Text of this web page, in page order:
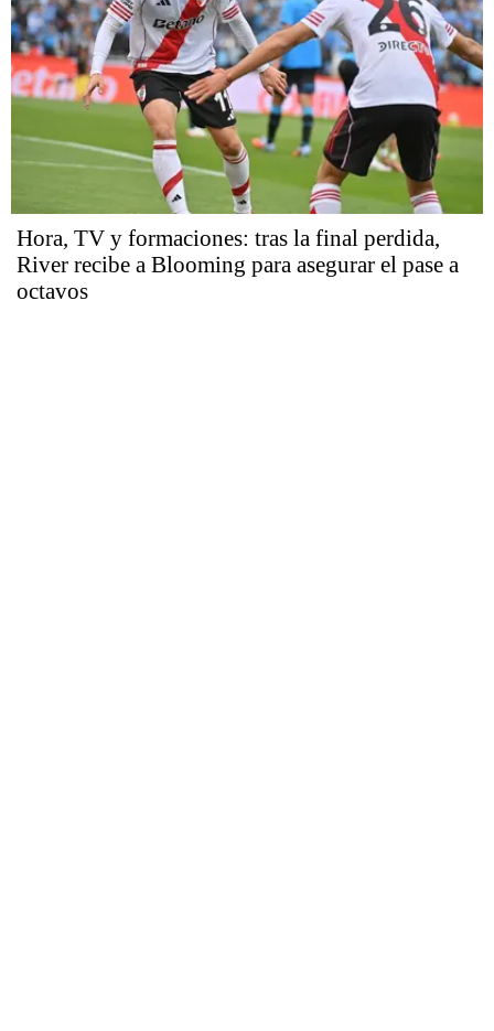
Hora, TV y formaciones: tras la final perdida,
River recibe a Blooming para asegurar el pase a
octavos